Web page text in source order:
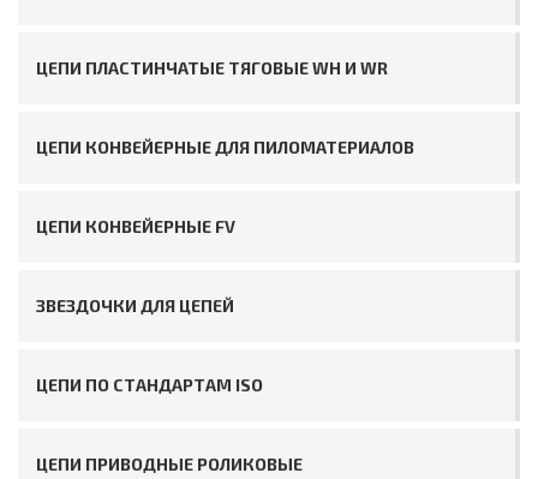
ЦЕПИ ПЛАСТИНЧАТЫЕ ТЯГОВЫЕ WH И WR
ЦЕПИ КОНВЕЙЕРНЫЕ ДЛЯ ПИЛОМАТЕРИАЛОВ
ЦЕПИ КОНВЕЙЕРНЫЕ FV
ЗВЕЗДОЧКИ ДЛЯ ЦЕПЕЙ
ЦЕПИ ПО СТАНДАРТАМ ISO
ЦЕПИ ПРИВОДНЫЕ РОЛИКОВЫЕ